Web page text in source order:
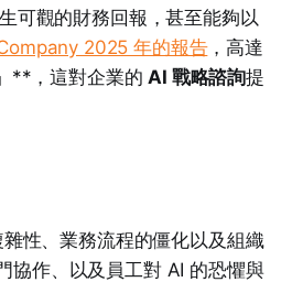
可觀的財務回報，甚至能夠以
2025 年的報告，高達
**，這對企業的 AI 戰略諮詢提
性、業務流程的僵化以及組織
協作、以及員工對 AI 的恐懼與